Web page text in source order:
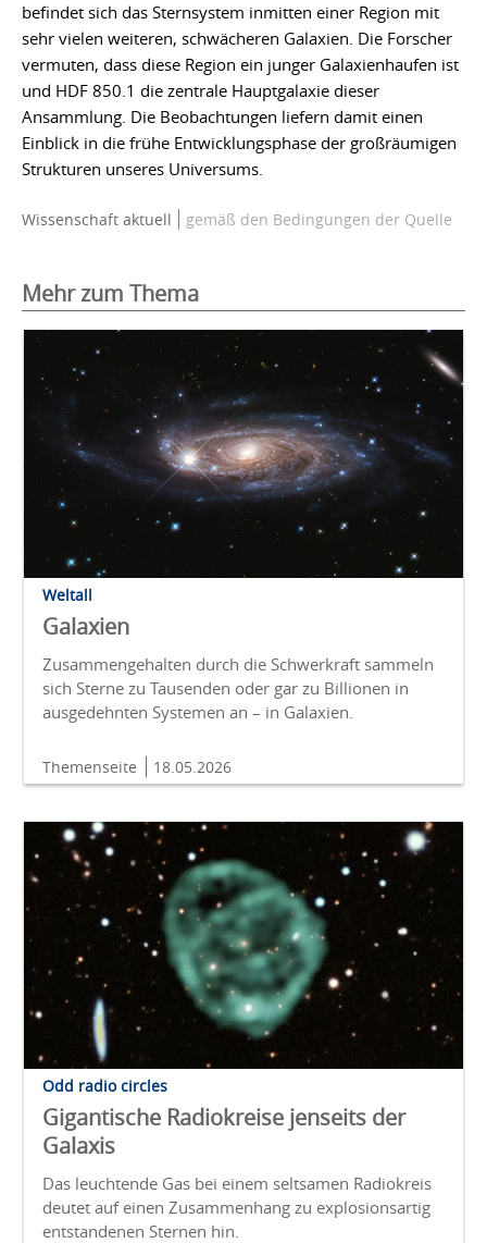
befindet sich das Sternsystem inmitten einer Region mit
sehr vielen weiteren, schwächeren Galaxien. Die Forscher
vermuten, dass diese Region ein junger Galaxienhaufen ist
und HDF 850.1 die zentrale Hauptgalaxie dieser
Ansammlung. Die Beobachtungen liefern damit einen
Einblick in die frühe Entwicklungsphase der großräumigen
Strukturen unseres Universums.
Wissenschaft aktuell gemäß den Bedingungen der Quelle
Mehr zum Thema
Weltall
Galaxien
Zusammengehalten durch die Schwerkraft sammeln
sich Sterne zu Tausenden oder gar zu Billionen in
ausgedehnten Systemen an – in Galaxien.
Themenseite 18.05.2026
Odd radio circles
Gigantische Radiokreise jenseits der
Galaxis
Das leuchtende Gas bei einem seltsamen Radiokreis
deutet auf einen Zusammenhang zu explosionsartig
entstandenen Sternen hin.